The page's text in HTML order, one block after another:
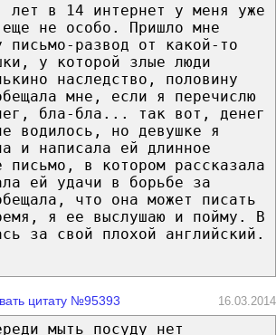
лет в 14 интернет у меня уже
не особо. Пришло мне
письмо-развод от какой-то
у которой злые люди
наследство, половину
мне, если я перечислю
бла-бла... так вот, денег
водилось, но девушке я
и написала ей длинное
письмо, в котором рассказала
ей удачи в борьбе за
что она может писать
я ее выслушаю и пойму. В
за свой плохой английский.
цитату №95393 16.03.2014
мыть посуду нет